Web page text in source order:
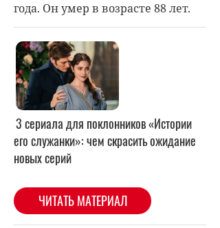
года. Он умер в возрасте 88 лет.